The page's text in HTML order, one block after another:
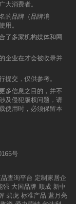
大消费者。
的品牌（品牌消
用。
了多家机构媒体和网
企业在才会被收录并
提交，仅供参考。
多信息之目的，并不
及侵犯版权问题，请
使用时，必须保留本
号
查询平台 定制家居企
强 大国品牌 顺成 新中
碧虎 标准产品 蓝月亮